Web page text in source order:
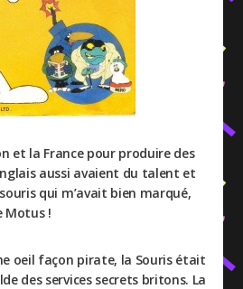
et la France pour produire des
aussi avaient du talent et
qui m’avait bien marqué,
Motus !
oeil façon pirate, la Souris était
des services secrets britons. La